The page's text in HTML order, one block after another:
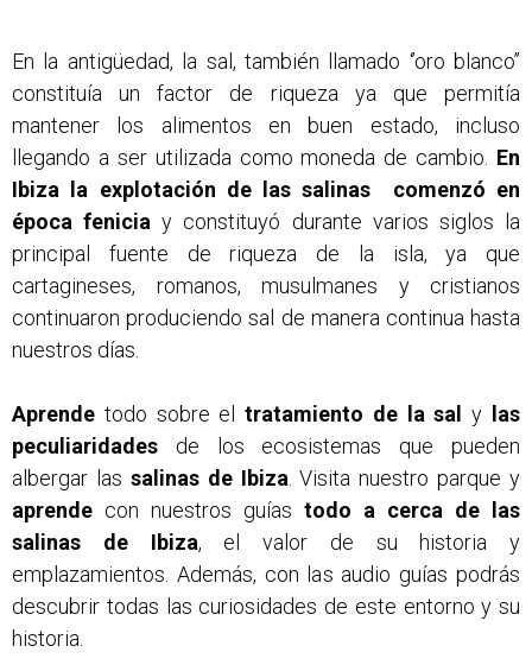
En la antigüedad, la sal, también llamado ‘’oro blanco’’
constituía un factor de riqueza ya que permitía
mantener los alimentos en buen estado, incluso
llegando a ser utilizada como moneda de cambio. En
Ibiza la explotación de las salinas comenzó en
época fenicia y constituyó durante varios siglos la
principal fuente de riqueza de la isla, ya que
cartagineses, romanos, musulmanes y cristianos
continuaron produciendo sal de manera continua hasta
nuestros días.
Aprende todo sobre eltratamiento de la sal y
las
peculiaridades de los ecosistemas que pueden
albergar las salinas de Ibiza . Visita nuestro parque y
aprende con nuestros guías todo a cerca de las
salinas de Ibiza, el valor de su historia y
emplazamientos. Además, con las audio guías podrás
descubrir todas las curiosidades de este entorno y su
historia.